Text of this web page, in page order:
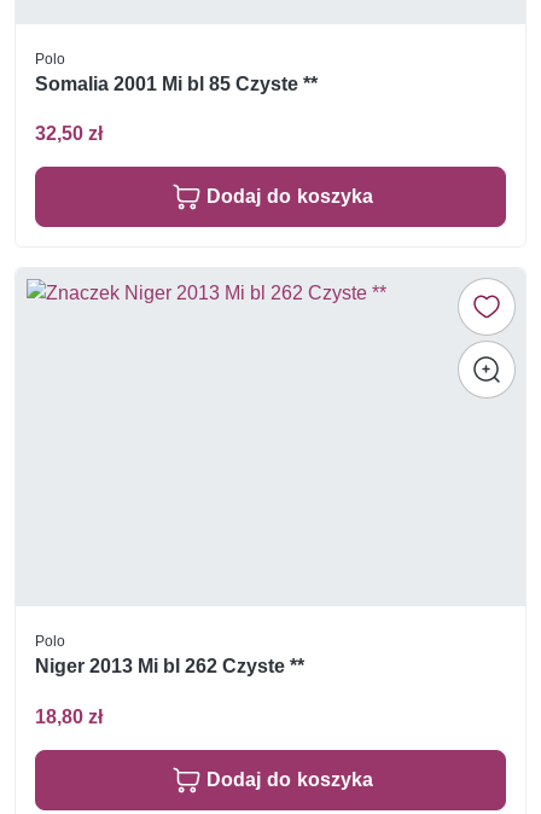
Polo
Somalia 2001 Mi bl 85 Czyste **
32,50 zł
Dodaj do koszyka
Polo
Niger 2013 Mi bl 262 Czyste **
18,80 zł
Dodaj do koszyka